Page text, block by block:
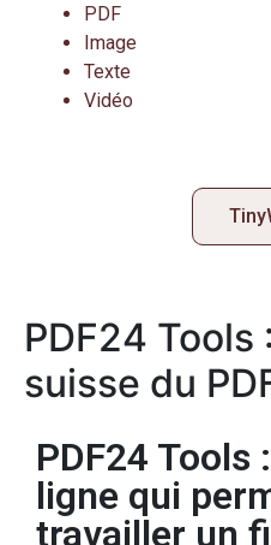
PDF
Image
Texte
Vidéo
PDF24 Tools
suisse du
PDF24 Tools
ligne qui
travailler un